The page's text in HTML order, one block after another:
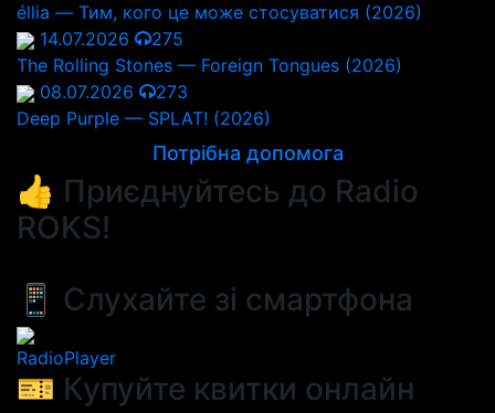
éllia — Тим, кого це може стосуватися (2026)
14.07.2026
275
The Rolling Stones — Foreign Tongues (2026)
08.07.2026
273
Deep Purple — SPLAT! (2026)
Потрібна допомога
👍 Приєднуйтесь до Radio
ROKS!
📱 Слухайте зі смартфона
RadioPlayer
🎫 Купуйте квитки онлайн